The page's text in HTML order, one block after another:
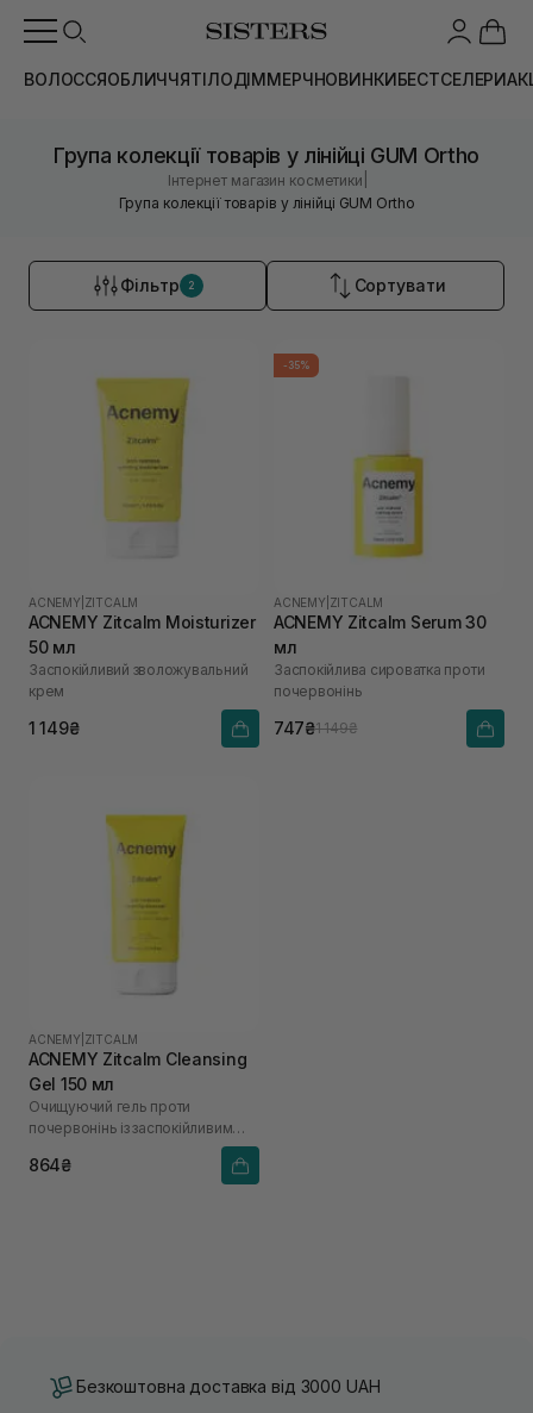
ВОЛОССЯОБЛИЧЧЯТІЛОДІММЕРЧНОВИНКИБЕСТСЕЛЕРИ
Група колекції товарів у лінійці GUM Ortho
Інтернет магазин косметики
Група колекції товарів у лінійці GUM Ortho
Фільтр 2 Сортувати
ACNEMY ZITCALM
ACNEMY Zitcalm Moisturizer
50 мл
Заспокійливий зволожувальний
крем
1 149₴
-35%
ACNEMY ZITCALM
ACNEMY Zitcalm Serum 30
мл
Заспокійлива сироватка проти
почервонінь
747₴1 149₴
ACNEMY ZITCALM
ACNEMY Zitcalm Cleansing
Gel 150 мл
Очищуючий гель проти
почервонінь із заспокійливим
864₴
Безкоштовна доставка від 3000 UAH